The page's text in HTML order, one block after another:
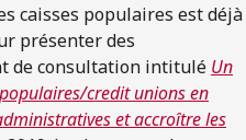
caisses populaires est déjà
présenter des
de consultation intitulé Un
credit unions en
et accroître les